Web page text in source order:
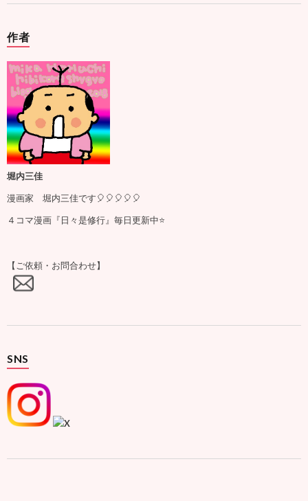
作者
堀内三佳
漫画家 堀内三佳です🎈🎈🎈🎈🎈
４コマ漫画『日々是修行』毎日更新中⭐️
【ご依頼・お問合わせ】
SNS